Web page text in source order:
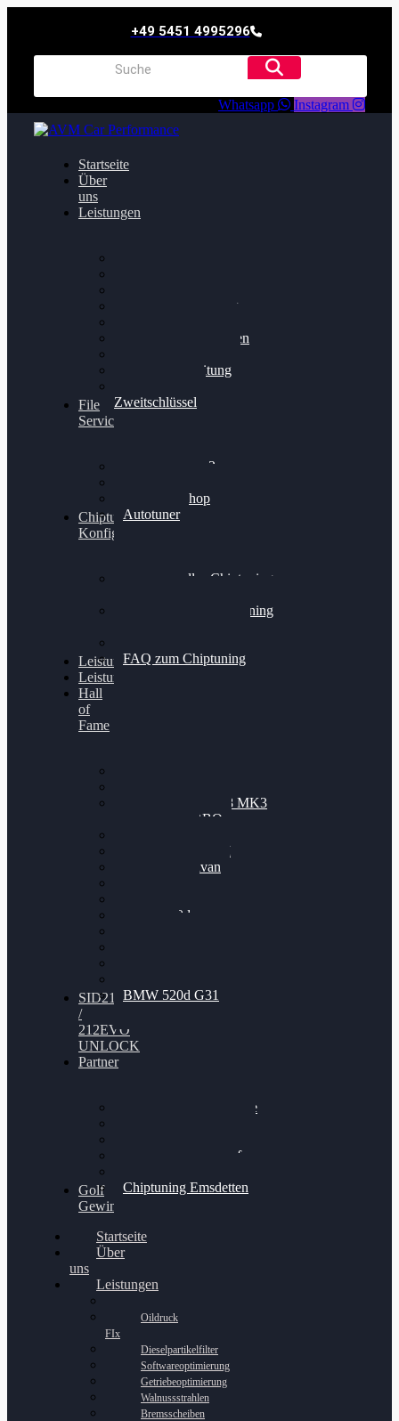
+49 5451 4995296
Whatsapp Instagram
Startseite
Über
uns
Leistungen
Getriebeoptimierung
Bremsscheiben planen
Felgenaufbereitung
Zweitschlüssel
File
Service
Alientech Kess3
Alientech Shop
Autotuner
Chiptuning
Konfigurator
Professionelles Chiptuning
Professionelles Chiptuning
FAQ zum Chiptuning
Leistungsmessung
Leistungsprüfstand
Hall
of
Fame
Nissan GT-R35 3.8 MK3
V6 TWINTURBO
VW Passat 2.0TDI
VW T6 Multivan
BMW 120d
BMW 520d G31
SID212
/
212EVO
UNLOCK
Partner
Bilgenroth Performance
Chiptuning Schüttorf
Chiptuning Emsdetten
Golf
Gewinnspiel
Startseite
Über
uns
Leistungen
Oildruck
FIx
Dieselpartikelfilter
Softwareoptimierung
Getriebeoptimierung
Walnussstrahlen
Bremsscheiben